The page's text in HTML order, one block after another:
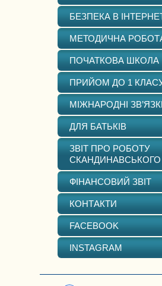
БЕЗПЕКА В
МЕТОДИЧНА
ПОЧАТКОВА ШКОЛА
ПРИЙОМ ДО 1
МІЖНАРОДНІ
ДЛЯ БАТЬКІВ
ЗВІТ ПРО РОБОТУ
СКАНДИНАВСЬКОГО
ФІНАНСОВИЙ ЗВІТ
КОНТАКТИ
FACEBOOK
INSTAGRAM